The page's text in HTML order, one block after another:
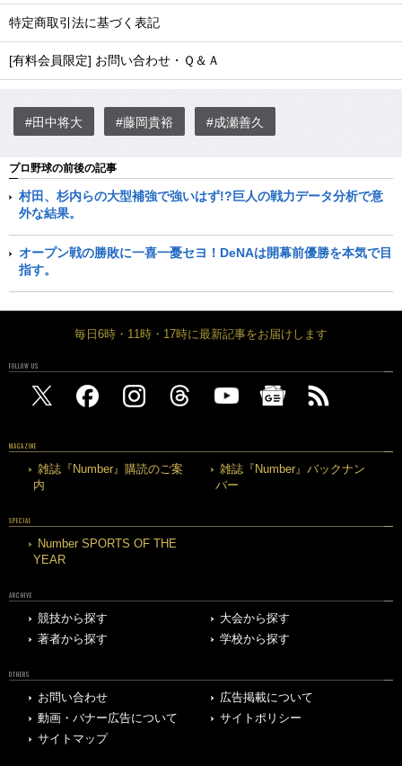
特定商取引法に基づく表記
[有料会員限定] お問い合わせ・Ｑ＆Ａ
#田中将大 #藤岡貴裕 #成瀬善久
プロ野球の前後の記事
村田、杉内らの大型補強で強いはず!?巨人の戦力データ分析で意
外な結果。
オープン戦の勝敗に一喜一憂セヨ！DeNAは開幕前優勝を本気で目
指す。
毎日6時・11時・17時に最新記事をお届けします
FOLLOW US
MAGAZINE
雑誌『Number』購読のご案
内
雑誌『Number』バックナン
バー
SPECIAL
Number SPORTS OF THE
YEAR
ARCHIVE
競技から探す
大会から探す
著者から探す
学校から探す
OTHERS
お問い合わせ
広告掲載について
動画・バナー広告について
サイトポリシー
サイトマップ